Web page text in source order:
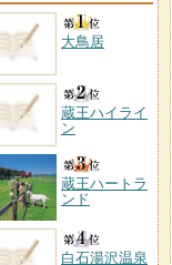
大鳥居
蔵王ハイライ
ン
蔵王ハートラ
ンド
白石湯沢温泉